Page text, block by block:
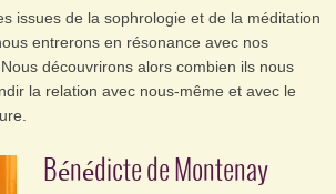
issues de la sophrologie et de la méditation
entrerons en résonance avec nos
découvrirons alors combien ils nous
la relation avec nous-même et avec le
Bénédicte de Montenay